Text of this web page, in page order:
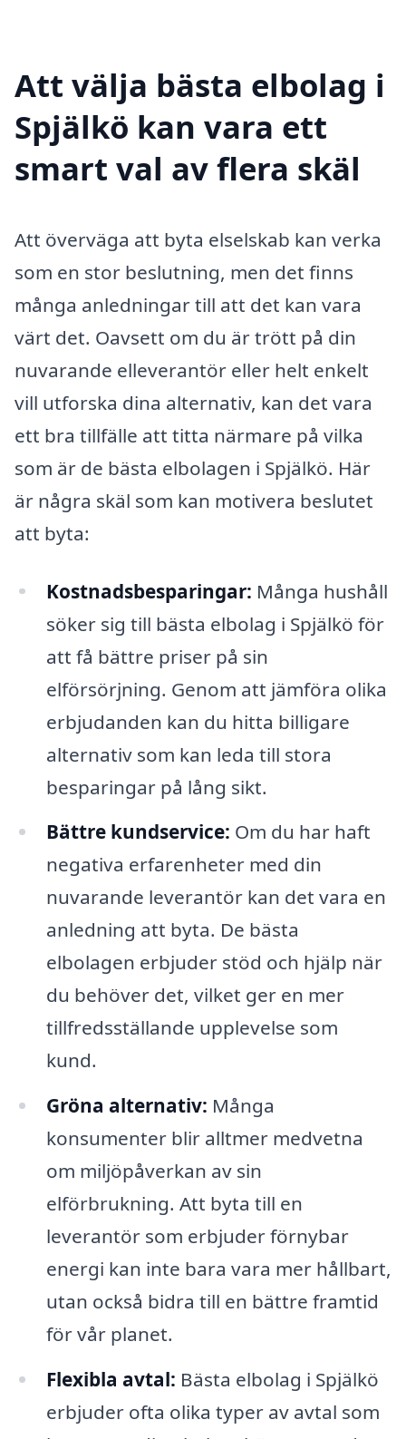
Att välja bästa elbolag i
Spjälkö kan vara ett
smart val av flera skäl
Att överväga att byta elselskab kan verka
som en stor beslutning, men det finns
många anledningar till att det kan vara
värt det. Oavsett om du är trött på din
nuvarande elleverantör eller helt enkelt
vill utforska dina alternativ, kan det vara
ett bra tillfälle att titta närmare på vilka
som är de bästa elbolagen i Spjälkö. Här
är några skäl som kan motivera beslutet
att byta:
Kostnadsbesparingar: Många hushåll
söker sig till bästa elbolag i Spjälkö för
att få bättre priser på sin
elförsörjning. Genom att jämföra olika
erbjudanden kan du hitta billigare
alternativ som kan leda till stora
besparingar på lång sikt.
Bättre kundservice: Om du har haft
negativa erfarenheter med din
nuvarande leverantör kan det vara en
anledning att byta. De bästa
elbolagen erbjuder stöd och hjälp när
du behöver det, vilket ger en mer
tillfredsställande upplevelse som
kund.
Gröna alternativ: Många
konsumenter blir alltmer medvetna
om miljöpåverkan av sin
elförbrukning. Att byta till en
leverantör som erbjuder förnybar
energi kan inte bara vara mer hållbart,
utan också bidra till en bättre framtid
för vår planet.
Flexibla avtal: Bästa elbolag i Spjälkö
erbjuder ofta olika typer av avtal som